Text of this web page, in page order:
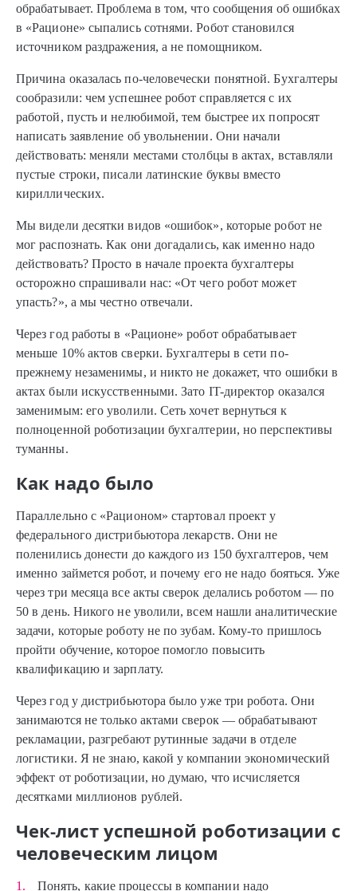
обрабатывает. Проблема в том, что сообщения об ошибках
в «Рационе» сыпались сотнями. Робот становился
источником раздражения, а не помощником.
Причина оказалась по-человечески понятной. Бухгалтеры
сообразили: чем успешнее робот справляется с их
работой, пусть и нелюбимой, тем быстрее их попросят
написать заявление об увольнении. Они начали
действовать: меняли местами столбцы в актах, вставляли
пустые строки, писали латинские буквы вместо
кириллических.
Мы видели десятки видов «ошибок», которые робот не
мог распознать. Как они догадались, как именно надо
действовать? Просто в начале проекта бухгалтеры
осторожно спрашивали нас: «От чего робот может
упасть?», а мы честно отвечали.
Через год работы в «Рационе» робот обрабатывает
меньше 10% актов сверки. Бухгалтеры в сети по-
прежнему незаменимы, и никто не докажет, что ошибки в
актах были искусственными. Зато IT-директор оказался
заменимым: его уволили. Сеть хочет вернуться к
полноценной роботизации бухгалтерии, но перспективы
туманны.
Как надо было
Параллельно с «Рационом» стартовал проект у
федерального дистрибьютора лекарств. Они не
поленились донести до каждого из 150 бухгалтеров, чем
именно займется робот, и почему его не надо бояться. Уже
через три месяца все акты сверок делались роботом — по
50 в день. Никого не уволили, всем нашли аналитические
задачи, которые роботу не по зубам. Кому-то пришлось
пройти обучение, которое помогло повысить
квалификацию и зарплату.
Через год у дистрибьютора было уже три робота. Они
занимаются не только актами сверок — обрабатывают
рекламации, разгребают рутинные задачи в отделе
логистики. Я не знаю, какой у компании экономический
эффект от роботизации, но думаю, что исчисляется
десятками миллионов рублей.
Чек-лист успешной роботизации с
человеческим лицом
Понять, какие процессы в компании надо